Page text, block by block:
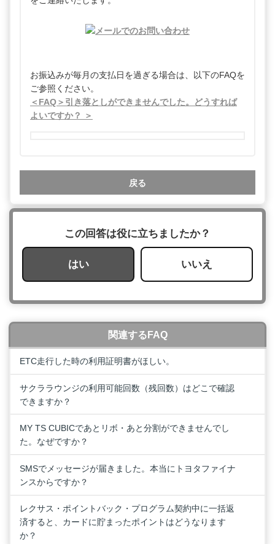
お振込みが毎月の支払日を過ぎる場合は、以下のFAQを
ご参照ください。
＜FAQ＞引き落としができませんでした。どうすれば
よいですか？ ＞
戻る
この回答は役に立ちましたか？
はい いいえ
関連するFAQ
ETC走行した時の利用証明書がほしい。
サクララウンジの利用可能回数（残回数）はどこで確認
できますか？
MY TS CUBICであとリボ・あと分割ができませんでし
た。なぜですか？
SMSでメッセージが届きました。本当にトヨタファイナ
ンスからですか？
レクサス・ポイントバック・プログラム契約中に一括返
済すると、カードに貯まったポイントはどうなります
か？